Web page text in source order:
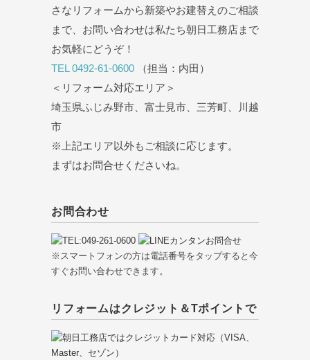
さなリフォームから新築やお建替えのご相談
まで、お問い合わせは私たち朝日工務店まで
お気軽にどうぞ！
TEL 0492-61-0600 （担当：内田）
＜リフォーム対応エリア＞
埼玉県ふじみ野市、富士見市、三芳町、川越
市
※上記エリア以外もご相談に応じます。
まずはお問合せくださいね。
お問合わせ
※スマートフォンの方は電話番号をタップすると今
すぐお問い合わせできます。
リフォームはクレジット＆Tポイントで